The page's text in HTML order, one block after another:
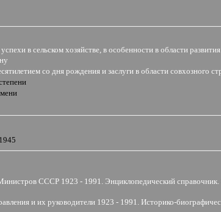
в сельском хозяйстве, в особенности в области
со дня рождения и заслуги в области совхозного
СССР 1923 - 1991. Энциклопедический справочник.
и их руководители 1923 - 1991. Историко-